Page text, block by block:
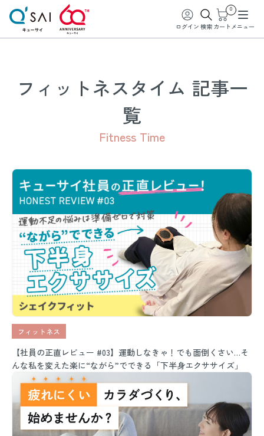
ログイン 検索
0
カート メニュー
フィットネスタイム 記事一
覧
Fitness Time
フィットネス
【社員の正直レビュー #03】運動しなきゃ！でも面倒くさい…そ
んな私を変えた楽に“ながら”でできる「下半身エクササイズ」